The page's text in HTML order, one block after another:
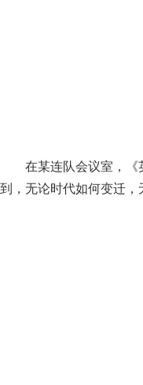
在某连队会议室，《
到，无论时代如何变迁